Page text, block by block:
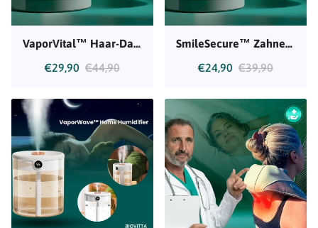
VaporVital™ Haar-Dampfgerät
€29,90 €44,90
SmileSecure™ Zahnersatz
€24,90 €39,90